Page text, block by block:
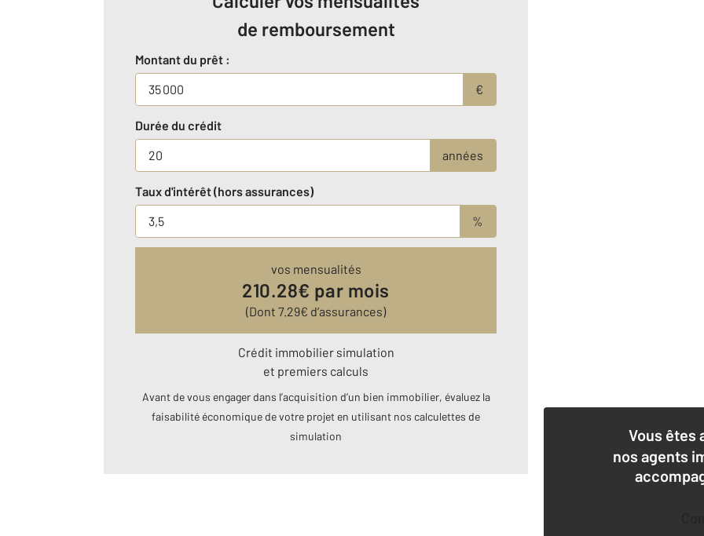
de remboursement
Montant du prêt :
€
Durée du crédit
années
Taux d'intérêt (hors assurances)
%
vos mensualités
210.28€ par mois
(Dont 7.29€ d’assurances)
Crédit immobilier simulation
et premiers calculs
Avant de vous engager dans l’acquisition d’un bien immobilier, évaluez la
faisabilité économique de votre projet en utilisant nos calculettes de
simulation
Vous êtes
nos agents